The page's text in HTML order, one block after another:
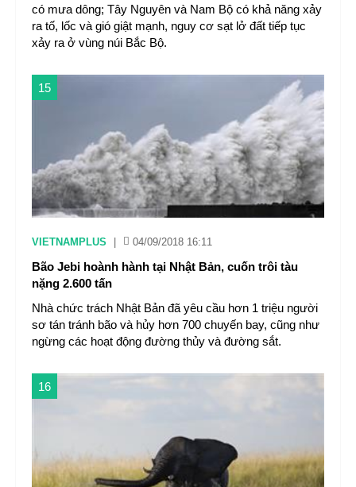
có mưa dông; Tây Nguyên và Nam Bộ có khả năng xảy
ra tố, lốc và gió giật mạnh, nguy cơ sạt lở đất tiếp tục
xảy ra ở vùng núi Bắc Bộ.
15
VIETNAMPLUS 04/09/2018 16:11
Bão Jebi hoành hành tại Nhật Bản, cuốn trôi tàu
nặng 2.600 tấn
Nhà chức trách Nhật Bản đã yêu cầu hơn 1 triệu người
sơ tán tránh bão và hủy hơn 700 chuyến bay, cũng như
ngừng các hoạt động đường thủy và đường sắt.
16